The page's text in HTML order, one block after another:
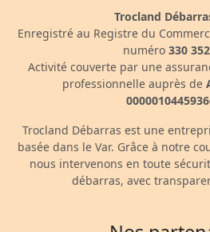
Trocland
Enregistré au Registre du
numéro 330
Activité couverte par une
professionnelle auprès de
Trocland Débarras est une
basée dans le Var. Grâce à notre
nous intervenons en toute
débarras, avec